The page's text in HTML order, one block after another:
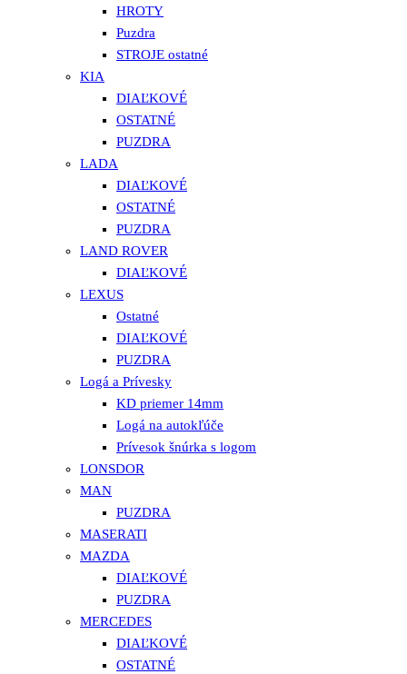
HROTY
Puzdra
STROJE ostatné
KIA
DIAĽKOVÉ
OSTATNÉ
PUZDRA
LADA
DIAĽKOVÉ
OSTATNÉ
PUZDRA
LAND ROVER
DIAĽKOVÉ
LEXUS
Ostatné
DIAĽKOVÉ
PUZDRA
Logá a Prívesky
KD priemer 14mm
Logá na autokľúče
Prívesok šnúrka s logom
LONSDOR
MAN
PUZDRA
MASERATI
MAZDA
DIAĽKOVÉ
PUZDRA
MERCEDES
DIAĽKOVÉ
OSTATNÉ